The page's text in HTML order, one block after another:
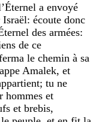
a envoyé
Israël: écoute donc
des armées:
de ce
le chemin à sa
Amalek, et
; tu ne
hommes et
et brebis,